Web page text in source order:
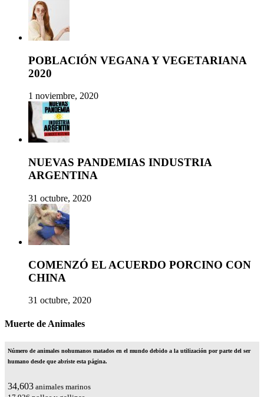
POBLACIÓN VEGANA Y VEGETARIANA
2020
1 noviembre, 2020
NUEVAS PANDEMIAS INDUSTRIA
ARGENTINA
31 octubre, 2020
COMENZÓ EL ACUERDO PORCINO CON
CHINA
31 octubre, 2020
Muerte de Animales
Número de animales nohumanos matados en el mundo debido a la utilización por parte del ser
humano desde que abriste esta página.
39,241 animales marinos